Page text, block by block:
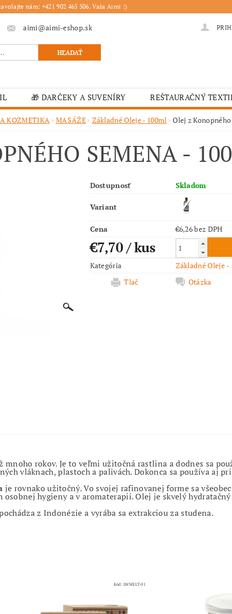
nám: +421 902 465 506. Vaša Aimi :)
aimi@aimi-eshop.sk
🎁 DARČEKY A SUVENÍRY
REŠTAURAČNÝ
🏫 ŠKOLSKÉ ZARIADENIA
HOTELOVÝ
KOZMETIKA MASÁŽE Základné Oleje - 100ml Olej z
SEMENA -
Dostupnosť Skladom
Variant
Cena €6,26 bez DPH
€7,70 / kus
Kategória
Základné Oleje -
Tlač
Otázka
mnoho rokov. Je to veľmi užitočná rastlina a dodnes sa
vláknach, plastoch a palivách. Dokonca sa používa aj
je rovnako užitočný. Vo svojej rafinovanej forme sa
osobnej hygieny a v aromaterapii. Olej je skvelý
z Indonézie a vyrába sa extrakciou za studena.
Kód:LWMELT-01